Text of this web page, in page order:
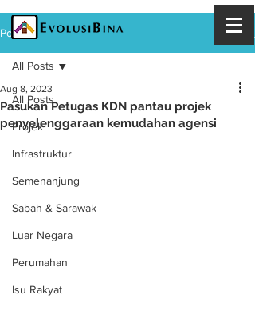
Post
All Posts
Projek
Infrastruktur
Semenanjung
Sabah & Sarawak
Luar Negara
Perumahan
Isu Rakyat
All Posts
Pasukan Petugas KDN pantau projek
penyelenggaraan kemudahan agensi
Aug 8, 2023